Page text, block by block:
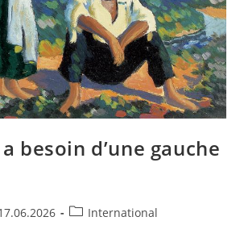
besoin d’une gauche
International